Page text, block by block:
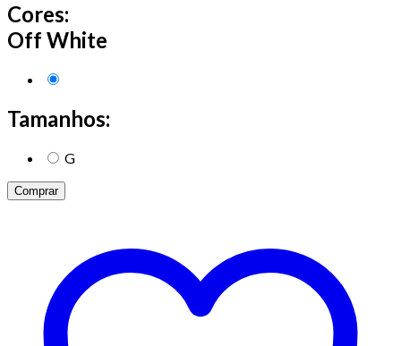
Cores:
Off White
Tamanhos:
G
Comprar